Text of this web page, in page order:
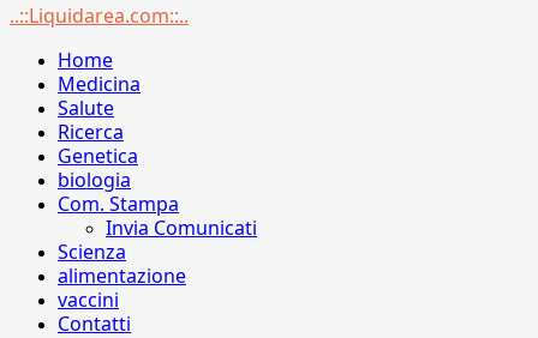
Menu
..::Liquidarea.com::..
Home
Medicina
Salute
Ricerca
Genetica
biologia
Com. Stampa
Invia Comunicati
Scienza
alimentazione
vaccini
Contatti